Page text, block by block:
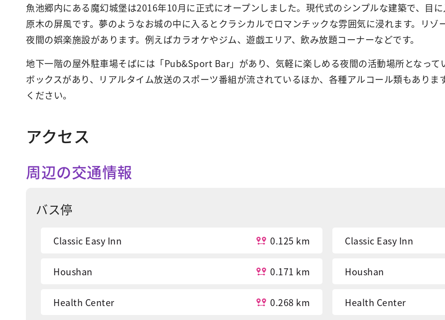
魚池郷内にある魔幻城堡は2016年10月に正式にオープンしました。現代式のシンプルな建築で、目
原木の屏風です。夢のようなお城の中に入るとクラシカルでロマンチックな雰囲気に浸れます。リ
夜間の娯楽施設があります。例えばカラオケやジム、遊戯エリア、飲み放題コーナーなどです。
地下一階の屋外駐車場そばには「Pub&Sport Bar」があり、気軽に楽しめる夜間の活動場所となっ
ボックスがあり、リアルタイム放送のスポーツ番組が流されているほか、各種アルコール類もあり
ください。
アクセス
周辺の交通情報
バス停
Classic Easy Inn 0.125 km Classic Easy Inn
Houshan 0.171 km Houshan
Health Center 0.268 km Health Center